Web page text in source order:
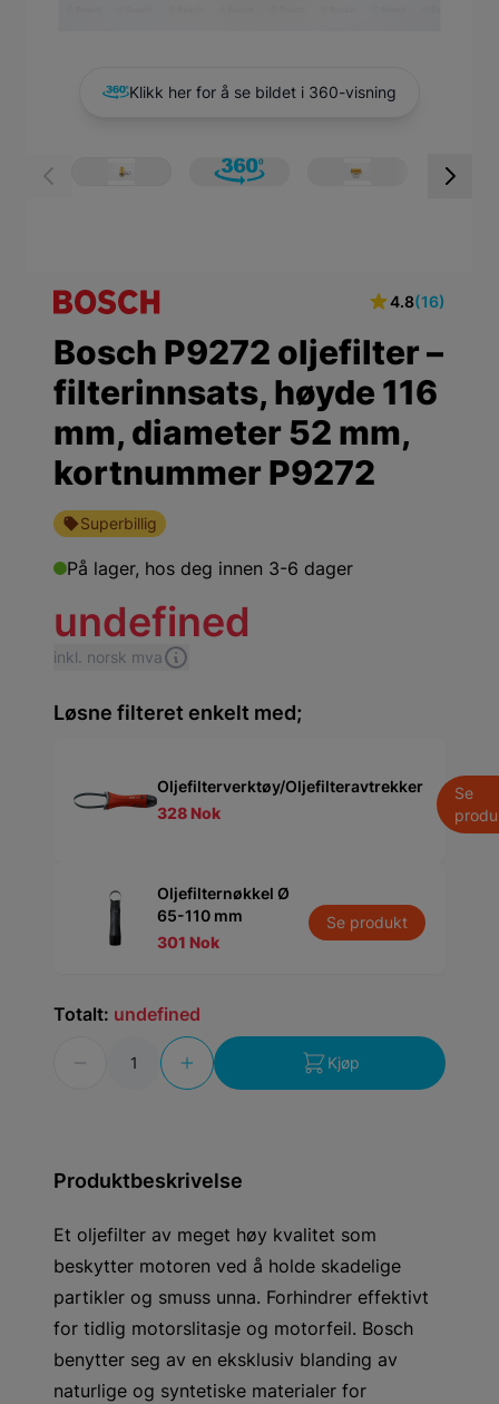
Klikk her for å se bildet i 360-visning
View larger image
View larger image
View larger
4.8(16)
Bosch P9272 oljefilter –
filterinnsats, høyde 116
mm, diameter 52 mm,
kortnummer P9272
Superbillig
På lager, hos deg innen 3-6 dager
Totalt: undefined
Kjøp
undefined
inkl. norsk mva
Løsne filteret enkelt med;
Oljefilterverktøy/Oljefilteravtrekker
328 Nok
Se
Oljefilternøkkel Ø
65-110 mm
301 Nok
Se produkt
Produktbeskrivelse
Et oljefilter av meget høy kvalitet som
beskytter motoren ved å holde skadelige
partikler og smuss unna. Forhindrer effektivt
for tidlig motorslitasje og motorfeil. Bosch
benytter seg av en eksklusiv blanding av
naturlige og syntetiske materialer for